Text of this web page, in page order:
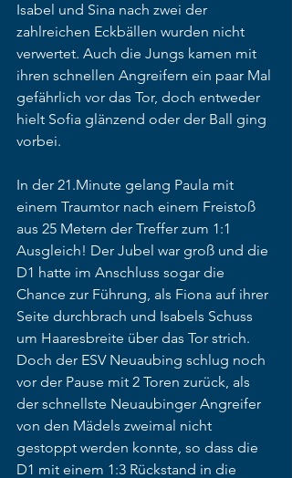
Isabel und Sina nach zwei der
zahlreichen Eckbällen wurden nicht
verwertet. Auch die Jungs kamen mit
ihren schnellen Angreifern ein paar Mal
gefährlich vor das Tor, doch entweder
hielt Sofia glänzend oder der Ball ging
vorbei.
In der 21.Minute gelang Paula mit
einem Traumtor nach einem Freistoß
aus 25 Metern der Treffer zum 1:1
Ausgleich! Der Jubel war groß und die
D1 hatte im Anschluss sogar die
Chance zur Führung, als Fiona auf ihrer
Seite durchbrach und Isabels Schuss
um Haaresbreite über das Tor strich.
Doch der ESV Neuaubing schlug noch
vor der Pause mit 2 Toren zurück, als
der schnellste Neuaubinger Angreifer
von den Mädels zweimal nicht
gestoppt werden konnte, so dass die
D1 mit einem 1:3 Rückstand in die